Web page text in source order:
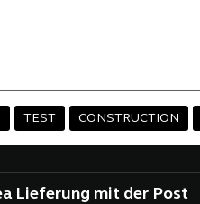
TEST CONSTRUCTION
Lieferung mit der Post